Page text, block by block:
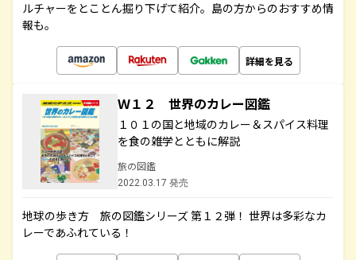
ルチャーをとことん掘り下げて紹介。島の方からのおすすめ情
報も。
詳細を見る
Ｗ１２ 世界のカレー図鑑
１０１の国と地域のカレー＆スパイス料理
を食の雑学とともに解説
旅の図鑑
2022.03.17 発売
地球の歩き方 旅の図鑑シリーズ 第１２弾！ 世界は多彩なカ
レーであふれている！